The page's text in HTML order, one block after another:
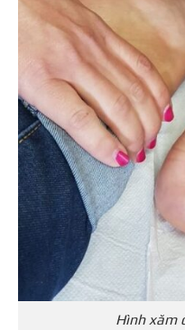
Hình xăm